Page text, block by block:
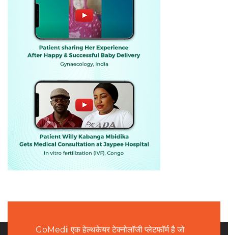
GoMedii एक हेल्थकेयर टेक्नोलॉजी प्लेटफॉर्म है जो